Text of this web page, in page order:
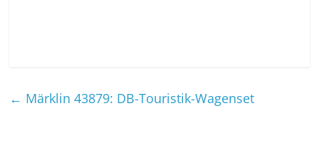
← Märklin 43879: DB-Touristik-Wagenset